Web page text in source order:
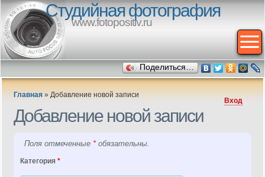
Студийная фотография
www.fotopositiv.ru
Поделиться…
Главная » Добавление новой записи
Вход
Добавление новой записи
Поля отмеченные *обязательны.
Категория *